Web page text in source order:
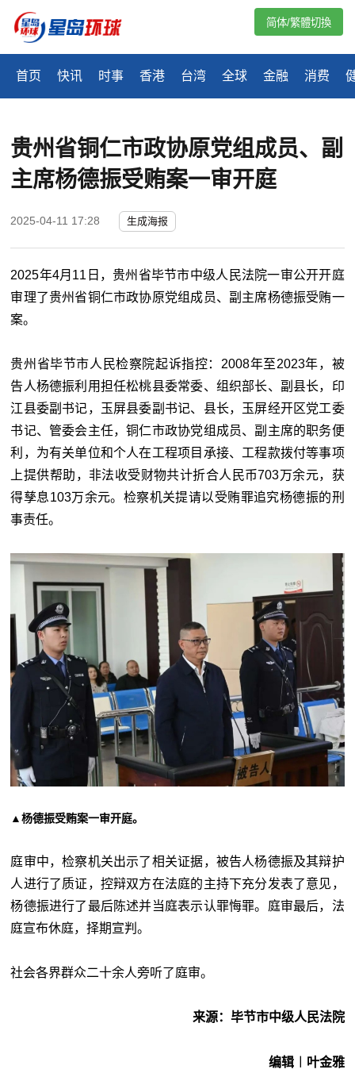
首页 快讯 时事 香港 台湾 全球 金融 消费
简体/繁體切換
贵州省铜仁市政协原党组成员、副
主席杨德振受贿案一审开庭
2025-04-11 17:28 生成海报
2025年4月11日，贵州省毕节市中级人民法院一审公开开庭
审理了贵州省铜仁市政协原党组成员、副主席杨德振受贿一
案。
贵州省毕节市人民检察院起诉指控：2008年至2023年，被
告人杨德振利用担任松桃县委常委、组织部长、副县长，印
江县委副书记，玉屏县委副书记、县长，玉屏经开区党工委
书记、管委会主任，铜仁市政协党组成员、副主席的职务便
利，为有关单位和个人在工程项目承接、工程款拨付等事项
上提供帮助，非法收受财物共计折合人民币703万余元，获
得孳息103万余元。检察机关提请以受贿罪追究杨德振的刑
事责任。
▲杨德振受贿案一审开庭。
庭审中，检察机关出示了相关证据，被告人杨德振及其辩护
人进行了质证，控辩双方在法庭的主持下充分发表了意见，
杨德振进行了最后陈述并当庭表示认罪悔罪。庭审最后，法
庭宣布休庭，择期宣判。
社会各界群众二十余人旁听了庭审。
来源：毕节市中级人民法院
编辑︱叶金雅